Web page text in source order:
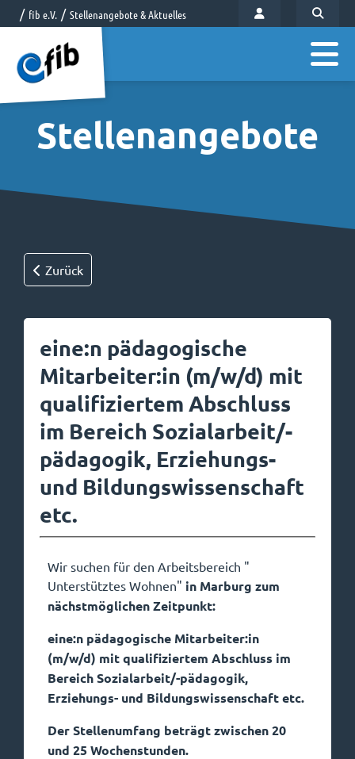
fib e.V. Stellenangebote & Aktuelles
Stellenangebote
Zurück
eine:n pädagogische
Mitarbeiter:in (m/w/d) mit
qualifiziertem Abschluss
im Bereich Sozialarbeit/-
pädagogik, Erziehungs-
und Bildungswissenschaft
etc.
Wir suchen für den Arbeitsbereich "
Unterstütztes Wohnen" in Marburg zum
nächstmöglichen Zeitpunkt:
eine:n pädagogische Mitarbeiter:in
(m/w/d) mit qualifiziertem Abschluss im
Bereich Sozialarbeit/-pädagogik,
Erziehungs- und Bildungswissenschaft etc.
Der Stellenumfang beträgt zwischen 20
und 25 Wochenstunden.